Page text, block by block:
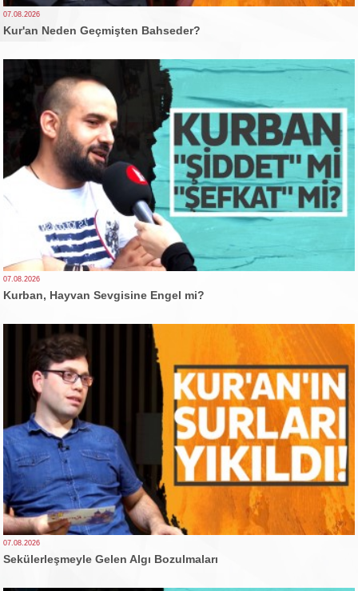
07.08.2026
Kur'an Neden Geçmişten Bahseder?
07.08.2026
Kurban, Hayvan Sevgisine Engel mi?
07.08.2026
Sekülerleşmeyle Gelen Algı Bozulmaları